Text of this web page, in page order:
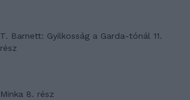
T. Barnett: Gyilkosság a Garda-tónál 11.
rész
Minka 8. rész